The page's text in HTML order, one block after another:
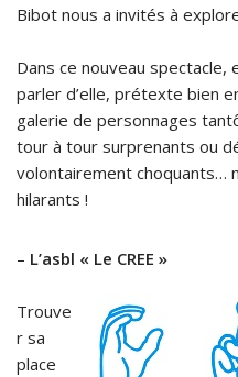
Bibot nous a invités à
Dans ce nouveau spectacle,
parler d’elle, prétexte bien
galerie de personnages
tour à tour surprenants ou
volontairement choquants…
hilarants !
– L’asbl « Le CREE »
Trouve
r sa
place